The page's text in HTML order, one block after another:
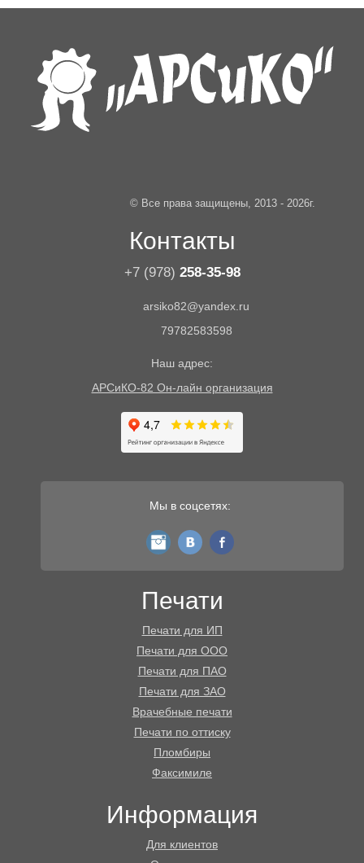
© Все права защищены, 2013 - 2026г.
Контакты
+7 (978) 258-35-98
arsiko82@yandex.ru
79782583598
Наш адрес:
АРСиКО-82 Он-лайн организация
Мы в соцсетях:
instagram
vk fb
Печати
Печати для ИП
Печати для ООО
Печати для ПАО
Печати для ЗАО
Врачебные печати
Печати по оттиску
Пломбиры
Факсимиле
Информация
Для клиентов